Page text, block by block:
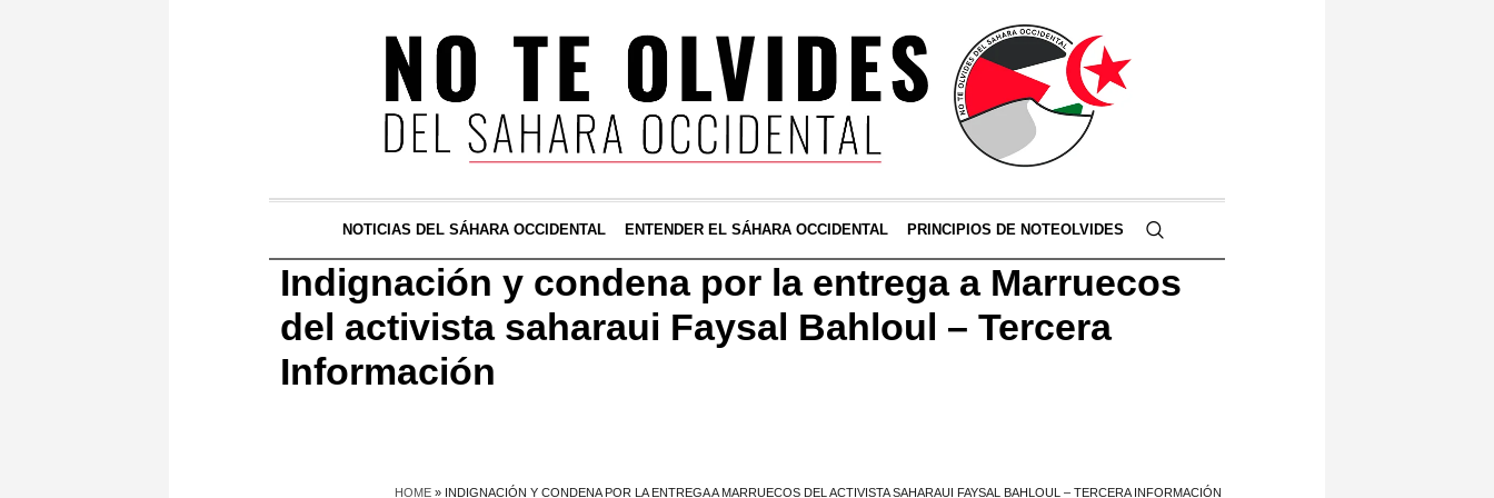
NOTICIAS DEL SÁHARA OCCIDENTAL ENTENDER EL SÁHARA OCCIDENTAL PRINCIPIOS DE NOTEOLVIDES
Indignación y condena por la entrega a Marruecos
del activista saharaui Faysal Bahloul – Tercera
Información
HOME » INDIGNACIÓN Y CONDENA POR LA ENTREGA A MARRUECOS DEL ACTIVISTA SAHARAUI FAYSAL BAHLOUL – TERCERA INFORMACIÓN